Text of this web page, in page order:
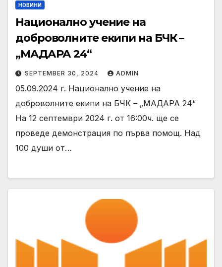
НОВИНИ
Национално учение на
доброволните екипи на БЧК –
„МАДАРА 24“
SEPTEMBER 30, 2024 ADMIN
05.09.2024 г. Национално учение на
доброволните екипи на БЧК – „МАДАРА 24“
На 12 септември 2024 г. от 16:00ч. ще се
проведе демонстрация по първа помощ. Над
100 души от…